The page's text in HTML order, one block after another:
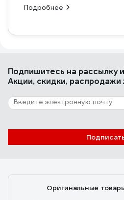
Подробнее
Подпишитесь на рассылку
Акции, скидки, распродажи
Оригинальные